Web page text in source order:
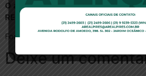
O acórdão
REsp 1.918.599
Fonte:
Deixe um